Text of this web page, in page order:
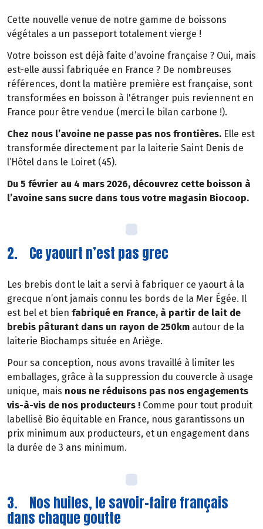
Cette nouvelle venue de notre gamme de boissons
végétales a un passeport totalement vierge !
Votre boisson est déjà faite d’avoine française ? Oui, mais
est-elle aussi fabriquée en France ? De nombreuses
références, dont la matière première est française, sont
transformées en boisson à l'étranger puis reviennent en
France pour être vendue (merci le bilan carbone !).
Chez nous l’avoine ne passe pas nos frontières. Elle est
transformée directement par la laiterie Saint Denis de
l’Hôtel dans le Loiret (45).
Du 5 février au 4 mars 2026, découvrez cette boisson à
l’avoine sans sucre dans tous votre magasin Biocoop.
2. Ce yaourt n’est pas grec
Les brebis dont le lait a servi à fabriquer ce yaourt à la
grecque n’ont jamais connu les bords de la Mer Égée. Il
est bel et bien fabriqué en France, à partir de lait de
brebis pâturant dans un rayon de 250km autour de la
laiterie Biochamps située en Ariège.
Pour sa conception, nous avons travaillé à limiter les
emballages, grâce à la suppression du couvercle à usage
unique, mais nous ne réduisons pas nos engagements
vis-à-vis de nos producteurs ! Comme pour tout produit
labellisé Bio équitable en France, nous garantissons un
prix minimum aux producteurs, et un engagement dans
la durée de 3 ans minimum.
3. Nos huiles, le savoir-faire français
dans chaque goutte